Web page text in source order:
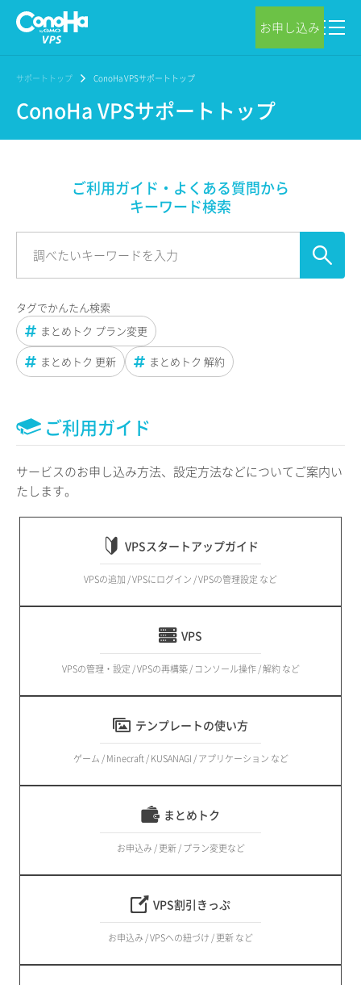
お申し込み
サポートトップ ConoHa VPSサポートトップ
ConoHa VPSサポートトップ
ご利用ガイド・よくある質問から
キーワード検索
タグでかんたん検索
まとめトク プラン変更
まとめトク 更新
まとめトク 解約
ご利用ガイド
サービスのお申し込み方法、設定方法などについてご案内い
たします。
VPSスタートアップガイド
VPSの追加 / VPSにログイン / VPSの管理設定 など
VPS
VPSの管理・設定 / VPSの再構築 / コンソール操作 / 解約 など
テンプレートの使い方
ゲーム / Minecraft / KUSANAGI / アプリケーション など
まとめトク
お申込み / 更新 / プラン変更など
VPS割引きっぷ
お申込み / VPSへの紐づけ / 更新 など